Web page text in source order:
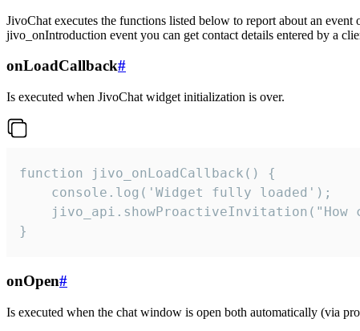
JivoChat executes the functions listed below to report about an
jivo_onIntroduction event you can get contact details entered by a
onLoadCallback#
Is executed when JivoChat widget initialization is over.
function jivo_onLoadCallback() {
    console.log('Widget fully loaded');
jivo_api.showProactiveInvitation("How
}
onOpen#
Is executed when the chat window is open both automatically (via